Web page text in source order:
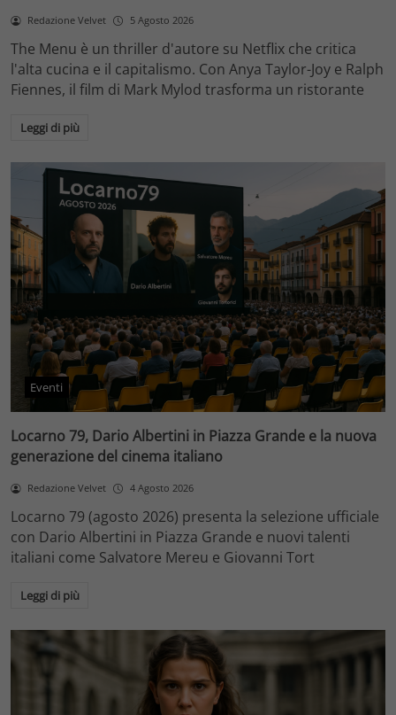
Redazione Velvet 5 Agosto 2026
The Menu è un thriller d'autore su Netflix che critica
l'alta cucina e il capitalismo. Con Anya Taylor-Joy e Ralph
Fiennes, il film di Mark Mylod trasforma un ristorante
Leggi di più
Eventi
Locarno 79, Dario Albertini in Piazza Grande e la nuova
generazione del cinema italiano
Redazione Velvet 4 Agosto 2026
Locarno 79 (agosto 2026) presenta la selezione ufficiale
con Dario Albertini in Piazza Grande e nuovi talenti
italiani come Salvatore Mereu e Giovanni Tort
Leggi di più